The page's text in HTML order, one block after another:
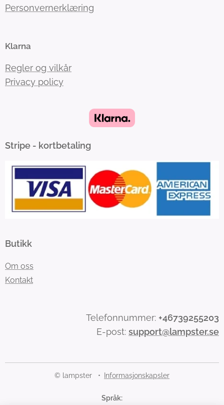
Personvernerklæring
Klarna
Regler og vilkår
Privacy policy
Stripe - kortbetaling
Butikk
Om oss
Kontakt
Telefonnummer: +46739255203
E-post: support@lampster.se
© lampster Informasjonskapsler
Språk